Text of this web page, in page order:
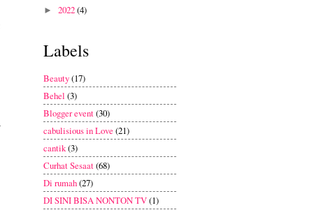
► 2022(4)
Labels
Beauty(17)
Behel (3)
Blogger event(30)
cabulisious in Love (21)
cantik(3)
Curhat Sesaat(68)
Di rumah(27)
DI SINI BISA NONTON TV(1)